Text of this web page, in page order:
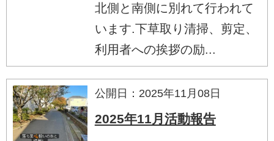
北側と南側に別れて行われて
います.下草取り清掃、剪定、
利用者への挨拶の励...
公開日：2025年11月08日
2025年11月活動報告